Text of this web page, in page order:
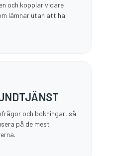
och kopplar vidare
lämnar utan att ha
och bokningar, så
på de mest